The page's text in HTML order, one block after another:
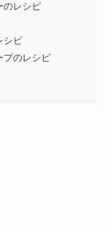
のレシピ
シピ
プのレシピ